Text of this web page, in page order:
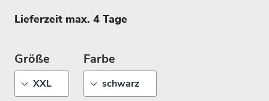
Lieferzeit max. 4 Tage
Größe Farbe